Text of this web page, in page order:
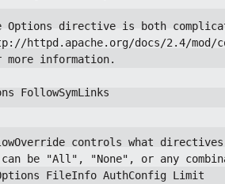
Options directive is both
httpd.apache.org/docs/2.4/mod/
more information.
FollowSymLinks
controls what
be "All", "None", or any
FileInfo AuthConfig Limit